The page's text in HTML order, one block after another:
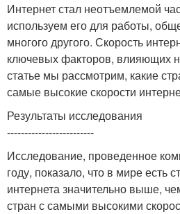
Интернет стал неотъемлемой
используем его для работы,
многого другого. Скорость
ключевых факторов, влияющих
статье мы рассмотрим, какие
самые высокие скорости
Результаты исследования
-------------------------
Исследование, проведенное
году, показало, что в мире есть
интернета значительно выше,
стран с самыми высокими